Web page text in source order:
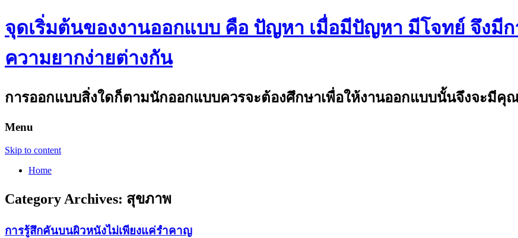
จุดเริ่มต้นของงานออกแบบ คือ ปัญหา เมื่อมีปัญหา มีโจทย์ จึงมี
ความยากง่ายต่างกัน
การออกแบบสิ่งใดก็ตามนักออกแบบควรจะต้องศึกษาเพื่อให้งานออกแบบนั้นจึงจะมีคุ
Menu
Skip to content
Home
Category Archives: สุขภาพ
การรู้สึกคันบนผิวหนังไม่เพียงแค่รำคาญ